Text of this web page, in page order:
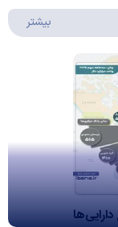
بیشتر